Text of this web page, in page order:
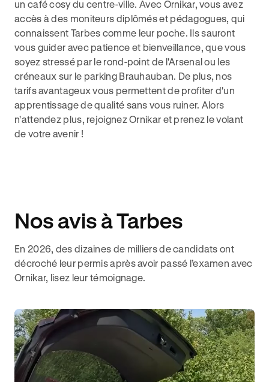
un café cosy du centre-ville. Avec Ornikar, vous avez
accès à des moniteurs diplômés et pédagogues, qui
connaissent Tarbes comme leur poche. Ils sauront
vous guider avec patience et bienveillance, que vous
soyez stressé par le rond-point de l'Arsenal ou les
créneaux sur le parking Brauhauban. De plus, nos
tarifs avantageux vous permettent de profiter d'un
apprentissage de qualité sans vous ruiner. Alors
n'attendez plus, rejoignez Ornikar et prenez le volant
de votre avenir !
Nos avis à Tarbes
En 2026, des dizaines de milliers de candidats ont
décroché leur permis après avoir passé l’examen avec
Ornikar, lisez leur témoignage.